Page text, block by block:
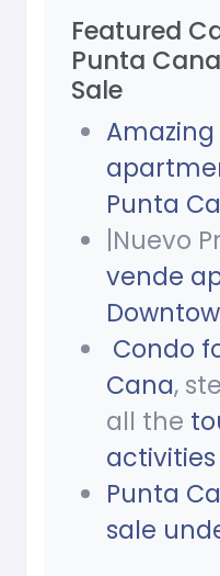
Featured
Punta
Sale
Punta
|Nuevo
vende
Condo
Cana,
all the
Punta
sale